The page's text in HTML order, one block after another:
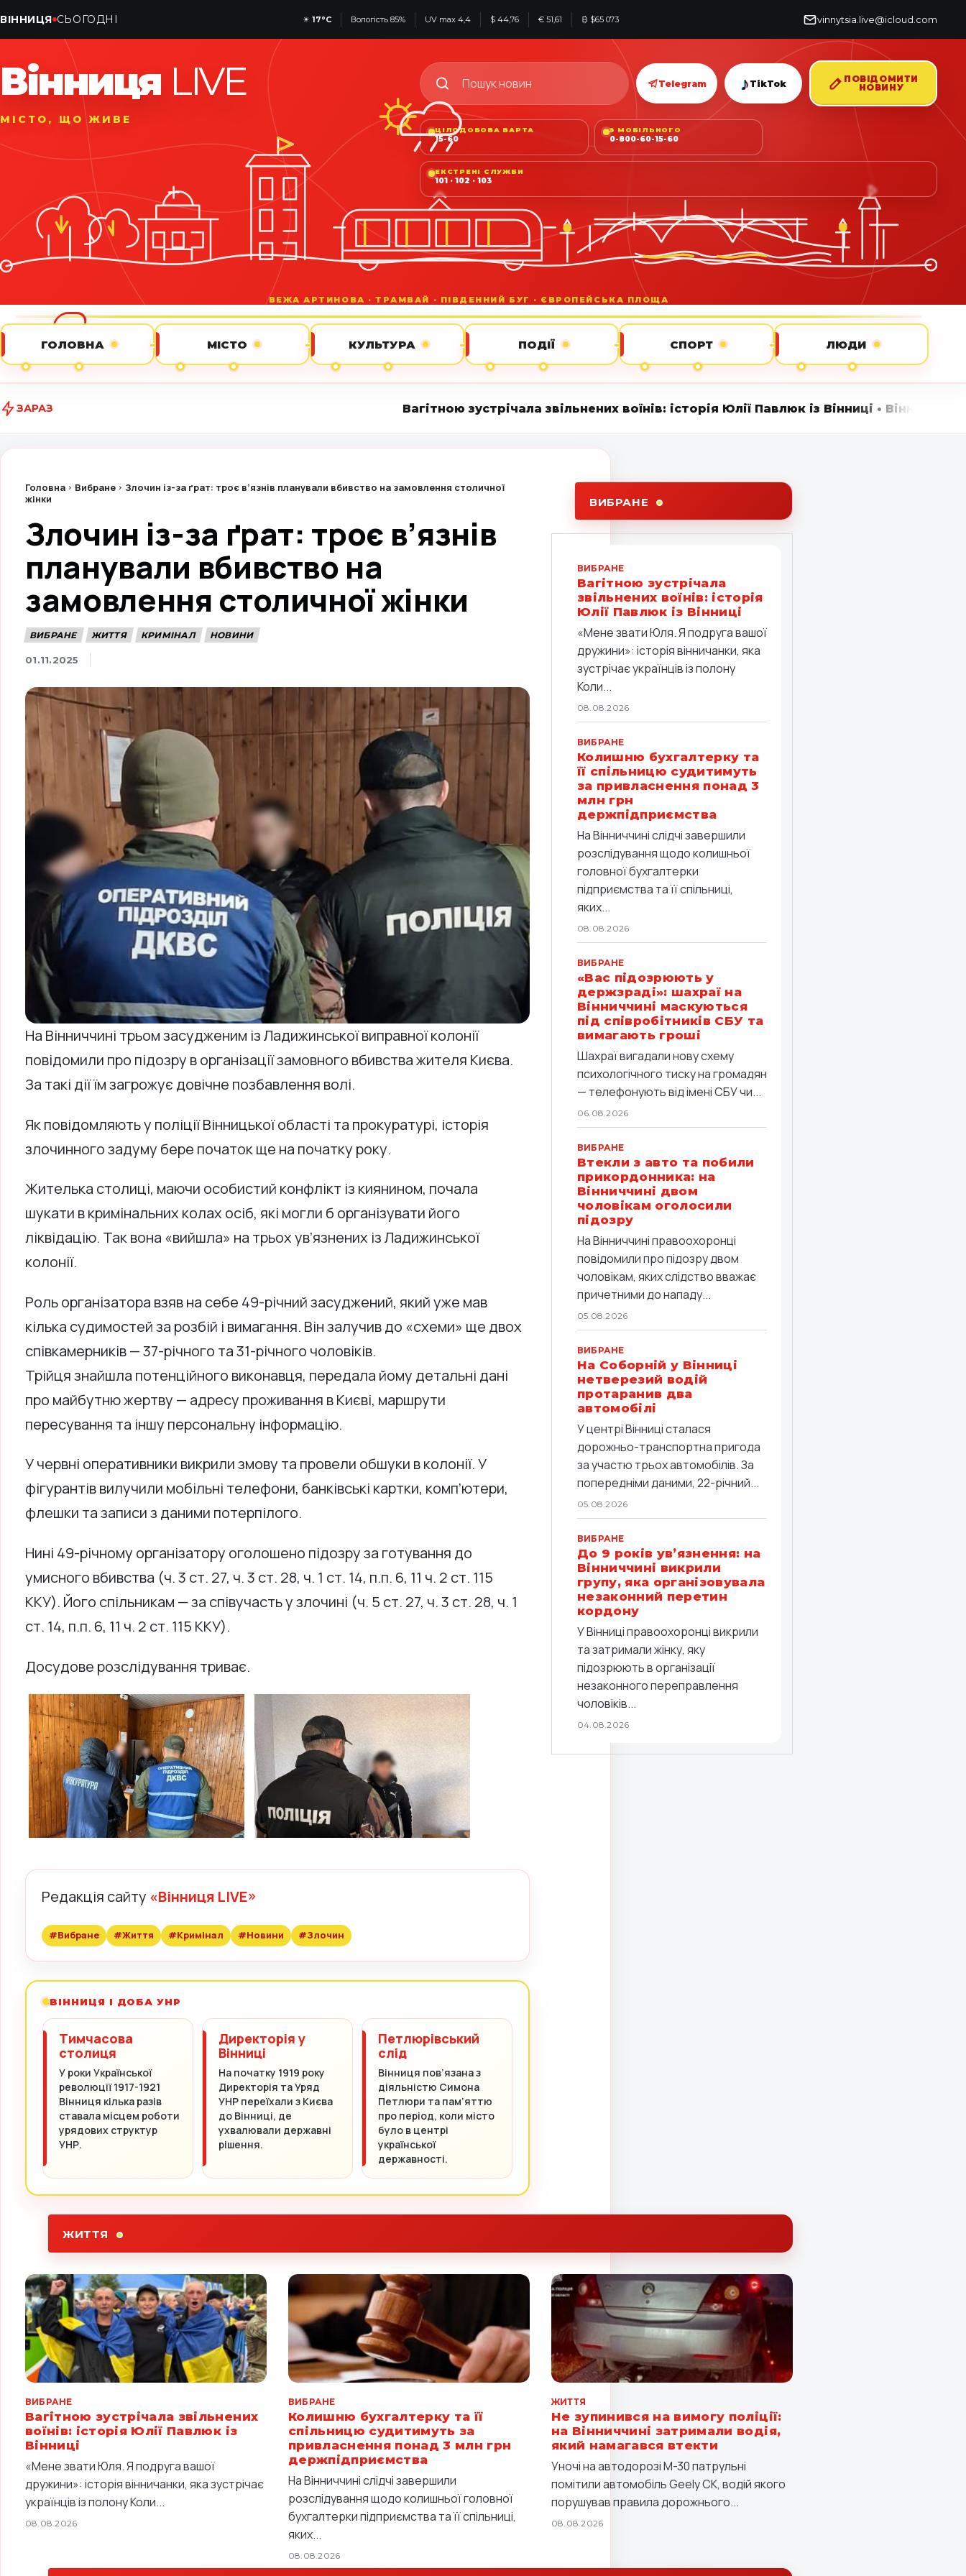
ВІННИЦЯ СЬОГОДНІ ☀ 17°C Вологість 85% UV max 4,4 $ 44,76 € 51,61 ₿ $65 073 vinnytsia.live@icloud.com
Вінниця LIVE
МІСТО, ЩО ЖИВЕ
Telegram ♪ TikTok
ПОВІДОМИТИ
НОВИНУ
ЦІЛОДОБОВА ВАРТА
15-60
З МОБІЛЬНОГО
0-800-60-15-60
ЕКСТРЕНІ СЛУЖБИ
101 · 102 · 103
ГОЛОВНА МІСТО КУЛЬТУРА ПОДІЇ СПОРТ ЛЮДИ
ЗАРАЗ Вагітною зустрічала звільнених воїнів: історія Юлії Павлюк із Вінниці • Вінниця LIVE
Головна Вибране
Злочин із-за ґрат: троє в’язнів планували вбивство на замовлення столичної
жінки
Злочин із-за ґрат: троє в’язнів
планували вбивство на
замовлення столичної жінки
ВИБРАНЕ ЖИТТЯ КРИМІНАЛ НОВИНИ
01.11.2025
На Вінниччині трьом засудженим із Ладижинської виправної колонії
повідомили про підозру в організації замовного вбивства жителя Києва.
За такі дії їм загрожує довічне позбавлення волі.
Як повідомляють у поліції Вінницької області та прокуратурі, історія
злочинного задуму бере початок ще на початку року.
Жителька столиці, маючи особистий конфлікт із киянином, почала
шукати в кримінальних колах осіб, які могли б організувати його
ліквідацію. Так вона «вийшла» на трьох ув’язнених із Ладижинської
колонії.
Роль організатора взяв на себе 49-річний засуджений, який уже мав
кілька судимостей за розбій і вимагання. Він залучив до «схеми» ще двох
співкамерників — 37-річного та 31-річного чоловіків.
Трійця знайшла потенційного виконавця, передала йому детальні дані
про майбутню жертву — адресу проживання в Києві, маршрути
пересування та іншу персональну інформацію.
У червні оперативники викрили змову та провели обшуки в колонії. У
фігурантів вилучили мобільні телефони, банківські картки, комп’ютери,
флешки та записи з даними потерпілого.
Нині 49-річному організатору оголошено підозру за готування до
умисного вбивства (ч. 3 ст. 27, ч. 3 ст. 28, ч. 1 ст. 14, п.п. 6, 11 ч. 2 ст. 115
ККУ). Його спільникам — за співучасть у злочині (ч. 5 ст. 27, ч. 3 ст. 28, ч. 1
ст. 14, п.п. 6, 11 ч. 2 ст. 115 ККУ).
Досудове розслідування триває.
Редакція сайту «Вінниця LIVE»
#Вибране #Життя #Кримінал #Новини #Злочин
ВІННИЦЯ І ДОБА УНР
Тимчасова
столиця
У роки Української
революції 1917-1921
Вінниця кілька разів
ставала місцем роботи
урядових структур
УНР.
Директорія у
Вінниці
На початку 1919 року
Директорія та Уряд
УНР переїхали з Києва
до Вінниці, де
ухвалювали державні
рішення.
Петлюрівський
слід
Вінниця пов’язана з
діяльністю Симона
Петлюри та пам’яттю
про період, коли місто
було в центрі
української
державності.
ВИБРАНЕ
ВИБРАНЕ
Вагітною зустрічала
звільнених воїнів: історія
Юлії Павлюк із Вінниці
«Мене звати Юля. Я подруга вашої
дружини»: історія вінничанки, яка
зустрічає українців із полону
Коли...
08.08.2026
ВИБРАНЕ
Колишню бухгалтерку та
її спільницю судитимуть
за привласнення понад 3
млн грн
держпідприємства
На Вінниччині слідчі завершили
розслідування щодо колишньої
головної бухгалтерки
підприємства та її спільниці,
яких...
08.08.2026
ВИБРАНЕ
«Вас підозрюють у
держзраді»: шахраї на
Вінниччині маскуються
під співробітників СБУ та
вимагають гроші
Шахраї вигадали нову схему
психологічного тиску на громадян
— телефонують від імені СБУ чи...
06.08.2026
ВИБРАНЕ
Втекли з авто та побили
прикордонника: на
Вінниччині двом
чоловікам оголосили
підозру
На Вінниччині правоохоронці
повідомили про підозру двом
чоловікам, яких слідство вважає
причетними до нападу...
05.08.2026
ВИБРАНЕ
На Соборній у Вінниці
нетверезий водій
протаранив два
автомобілі
У центрі Вінниці сталася
дорожньо-транспортна пригода
за участю трьох автомобілів. За
попередніми даними, 22-річний...
05.08.2026
ВИБРАНЕ
До 9 років ув’язнення: на
Вінниччині викрили
групу, яка організовувала
незаконний перетин
кордону
У Вінниці правоохоронці викрили
та затримали жінку, яку
підозрюють в організації
незаконного переправлення
чоловіків...
04.08.2026
ЖИТТЯ
ВИБРАНЕ
Вагітною зустрічала звільнених
воїнів: історія Юлії Павлюк із
Вінниці
«Мене звати Юля. Я подруга вашої
дружини»: історія вінничанки, яка зустрічає
українців із полону Коли...
08.08.2026
ВИБРАНЕ
Колишню бухгалтерку та її
спільницю судитимуть за
привласнення понад 3 млн грн
держпідприємства
На Вінниччині слідчі завершили
розслідування щодо колишньої головної
бухгалтерки підприємства та її спільниці,
яких...
08.08.2026
ЖИТТЯ
Не зупинився на вимогу поліції:
на Вінниччині затримали водія,
який намагався втекти
Уночі на автодорозі М-30 патрульні
помітили автомобіль Geely CK, водій якого
порушував правила дорожнього...
08.08.2026